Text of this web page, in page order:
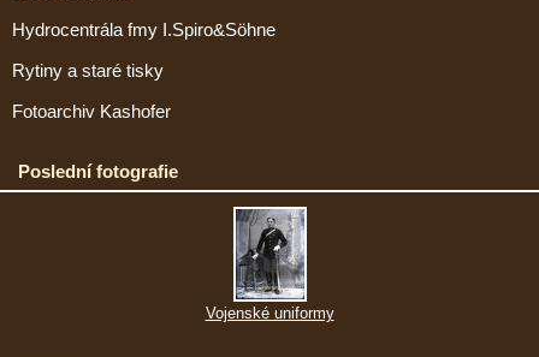
Hydrocentrála fmy I.Spiro&Söhne
Rytiny a staré tisky
Fotoarchiv Kashofer
Poslední fotografie
Vojenské uniformy